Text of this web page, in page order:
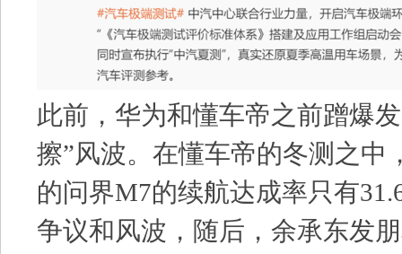
此前，华为和懂车帝之前蹭爆
擦”风波。在懂车帝的冬测之中
的问界M7的续航达成率只有
争议和风波，随后，余承东发